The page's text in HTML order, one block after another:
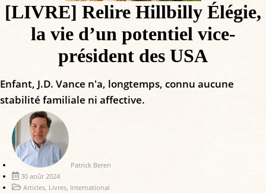
[LIVRE] Relire Hillbilly Élégie,
la vie d’un potentiel vice-
président des USA
Enfant, J.D. Vance n'a, longtemps, connu aucune
stabilité familiale ni affective.
Patrick Beren
30 août 2024
Articles Livres International